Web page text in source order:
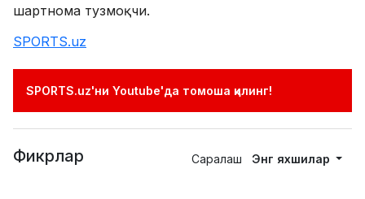
шартнома тузмоқчи.
SPORTS.uz
SPORTS.uz'ни Youtube'да томоша қилинг!
Фикрлар Саралаш Энг яхшилар